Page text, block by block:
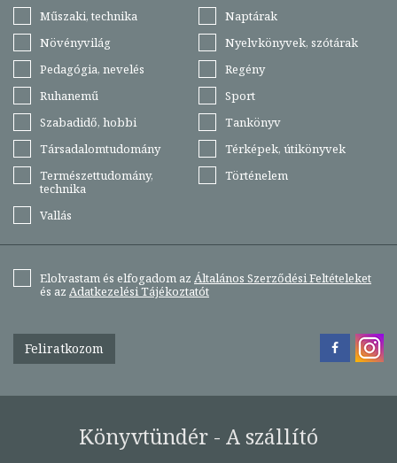
Műszaki, technika
Naptárak
Növényvilág
Nyelvkönyvek, szótárak
Pedagógia, nevelés
Regény
Ruhanemű
Sport
Szabadidő, hobbi
Tankönyv
Társadalomtudomány
Térképek, útikönyvek
Természettudomány,
technika
Történelem
Vallás
Elolvastam és elfogadom az Általános Szerződési Feltételeket
és az Adatkezelési Tájékoztatót
Feliratkozom
Könyvtündér - A szállító